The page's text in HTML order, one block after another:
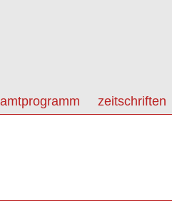
zeitschriften